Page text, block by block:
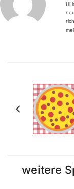
Hi
weitere